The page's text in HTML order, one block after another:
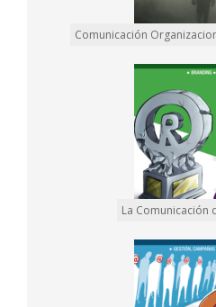
Comunicación
La Comunicación